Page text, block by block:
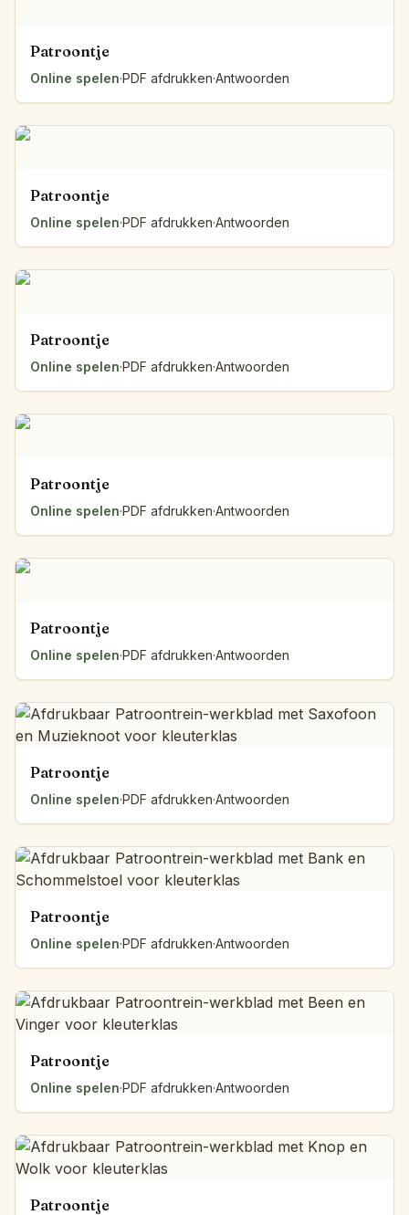
Patroontje
Online spelen·PDF afdrukken·Antwoorden
Patroontje
Online spelen·PDF afdrukken·Antwoorden
Patroontje
Online spelen·PDF afdrukken·Antwoorden
Patroontje
Online spelen·PDF afdrukken·Antwoorden
Patroontje
Online spelen·PDF afdrukken·Antwoorden
Patroontje
Online spelen·PDF afdrukken·Antwoorden
Patroontje
Online spelen·PDF afdrukken·Antwoorden
Patroontje
Online spelen·PDF afdrukken·Antwoorden
Patroontje